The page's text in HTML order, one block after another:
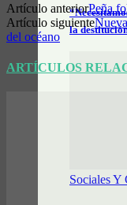
la
Sociales Y
Artículo anteriorPeña
Artículo siguiente
del océano
ARTÍCULOS